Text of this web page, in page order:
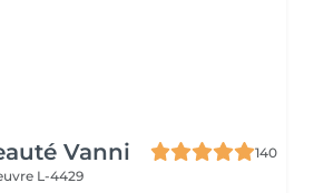
Vanni
140
L-4429